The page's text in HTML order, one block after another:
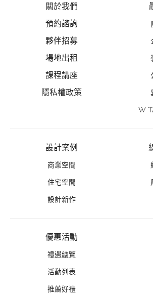
關於我們
預約諮詢
夥伴招募
場地出租
課程講座
隱私權政策
W
設計案例
商業空間
住宅空間
設計新作
優惠活動
禮遇總覽
活動列表
推薦好禮